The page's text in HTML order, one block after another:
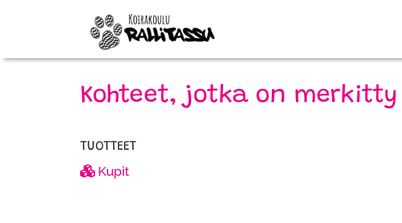
Kohteet, jotka on
TUOTTEET
Kupit